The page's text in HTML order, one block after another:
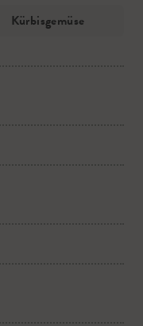
Kürbisgemüse